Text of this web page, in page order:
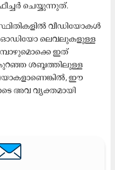
ചെയ്യുന്നുത്.
വീഡിയോകൾ
ഓഡിയോ ലെവലുകളുള്ള
ഇത്
ശബ്ദത്തിലുള്ള
ഈ
അവ വ്യക്തമായി